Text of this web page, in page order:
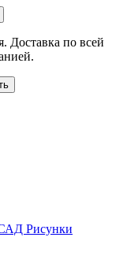
Доставка по всей
Рисунки